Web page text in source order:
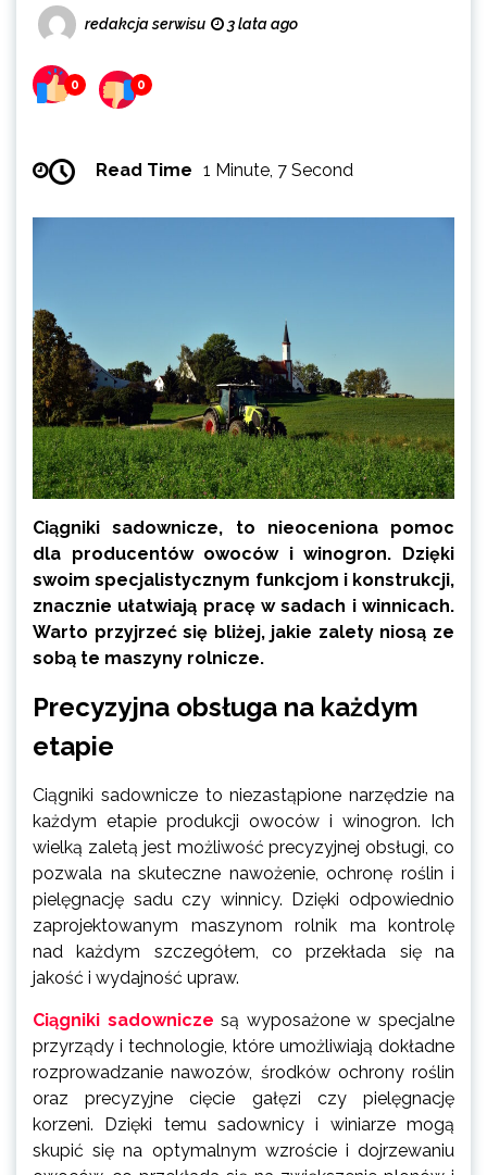
redakcja serwisu 3 lata ago
0 0
Read Time 1 Minute, 7 Second
Ciągniki sadownicze, to nieoceniona pomoc
dla producentów owoców i winogron. Dzięki
swoim specjalistycznym funkcjom i konstrukcji,
znacznie ułatwiają pracę w sadach i winnicach.
Warto przyjrzeć się bliżej, jakie zalety niosą ze
sobą te maszyny rolnicze.
Precyzyjna obsługa na każdym
etapie
Ciągniki sadownicze to niezastąpione narzędzie na
każdym etapie produkcji owoców i winogron. Ich
wielką zaletą jest możliwość precyzyjnej obsługi, co
pozwala na skuteczne nawożenie, ochronę roślin i
pielęgnację sadu czy winnicy. Dzięki odpowiednio
zaprojektowanym maszynom rolnik ma kontrolę
nad każdym szczegółem, co przekłada się na
jakość i wydajność upraw.
Ciągniki sadownicze są wyposażone w specjalne
przyrządy i technologie, które umożliwiają dokładne
rozprowadzanie nawozów, środków ochrony roślin
oraz precyzyjne cięcie gałęzi czy pielęgnację
korzeni. Dzięki temu sadownicy i winiarze mogą
skupić się na optymalnym wzroście i dojrzewaniu